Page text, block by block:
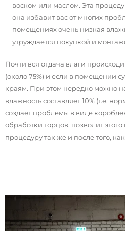
воском или маслом. Эта
она избавит вас от многих
помещениях очень низкая
утруждается покупкой и
Почти вся отдача влаги
(около 75%) и если в помещении
краям. При этом нередко можно
влажность составляет 10% (т.е.
создает проблемы в виде
обработки торцов, позволит
процедуру так же и после того,